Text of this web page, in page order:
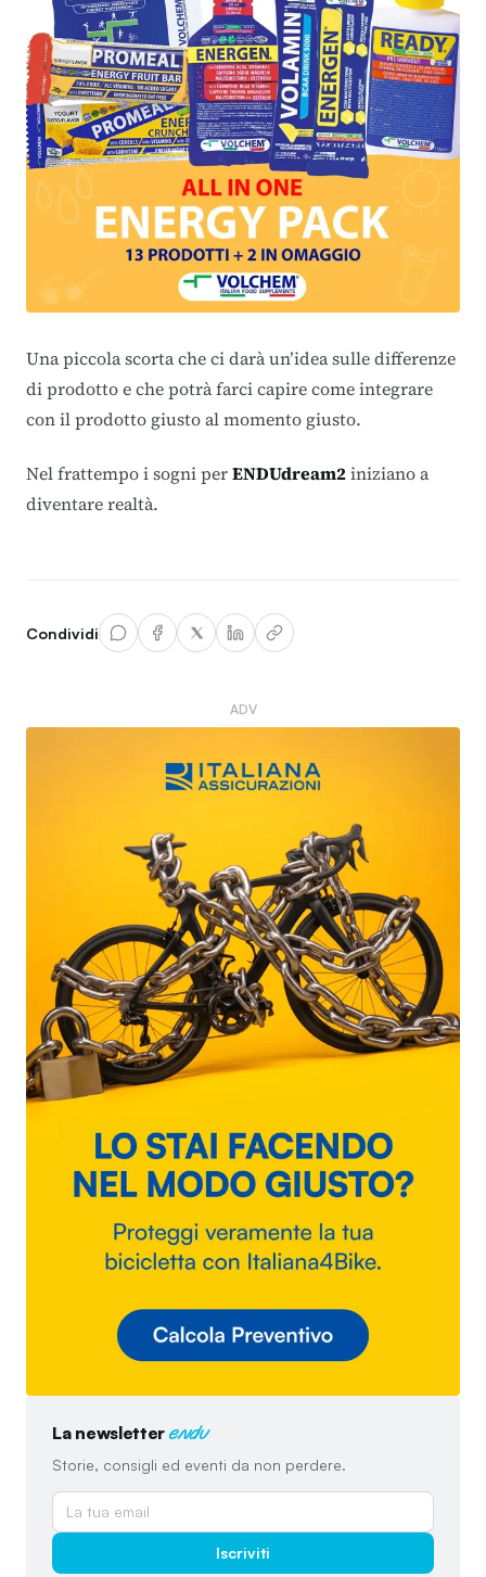
Una piccola scorta che ci darà un’idea sulle differenze
di prodotto e che potrà farci capire come integrare
con il prodotto giusto al momento giusto.
Nel frattempo i sogni perENDUdream2iniziano a
diventare realtà.
Condividi
ADV
La newsletter endu
Storie, consigli ed eventi da non perdere.
Iscriviti